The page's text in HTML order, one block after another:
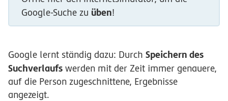
Google-Suche zu üben!
Google lernt ständig dazu: Durch Speichern des
Suchverlaufs werden mit der Zeit immer genauere,
auf die Person zugeschnittene, Ergebnisse
angezeigt.